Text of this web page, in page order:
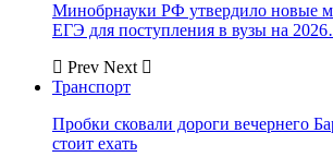
Минобрнауки РФ утвердило новые
ЕГЭ для поступления в вузы на
Prev Next
Транспорт
Пробки сковали дороги вечернего
стоит ехать